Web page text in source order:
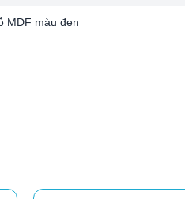
MDF màu đen